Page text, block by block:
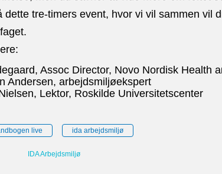
dette tre-timers event, hvor vi vil sammen vil
Assoc Director, Novo Nordisk Health
Andersen, arbejdsmiljøekspert
Lektor, Roskilde Universitetscenter
live ida arbejdsmiljø
IDA Arbejdsmiljø